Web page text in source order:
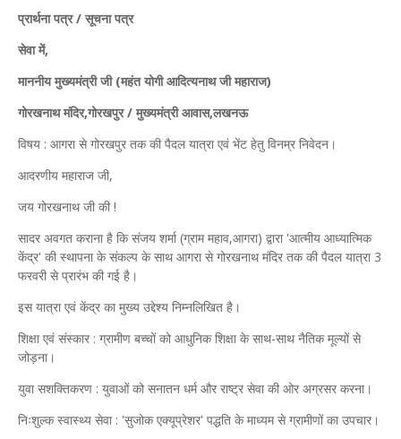
प्रार्थना पत्र / सूचना पत्र
सेवा में,
माननीय मुख्यमंत्री जी (महंत योगी आदित्यनाथ जी महाराज)
गोरखनाथ मंदिर,गोरखपुर / मुख्यमंत्री आवास,लखनऊ
​विषय : आगरा से गोरखपुर तक की पैदल यात्रा एवं भेंट हेतु विनम्र निवेदन।
​आदरणीय महाराज जी,
जय गोरखनाथ जी की !
​सादर अवगत कराना है कि संजय शर्मा (ग्राम महाव,आगरा) द्वारा 'आत्मीय आध्यात्मिक
केंद्र' की स्थापना के संकल्प के साथ आगरा से गोरखनाथ मंदिर तक की पैदल यात्रा 3
फरवरी से प्रारंभ की गई है।
​इस यात्रा एवं केंद्र का मुख्य उद्देश्य निम्नलिखित है।
​शिक्षा एवं संस्कार : ग्रामीण बच्चों को आधुनिक शिक्षा के साथ-साथ नैतिक मूल्यों से
जोड़ना।
​युवा सशक्तिकरण : युवाओं को सनातन धर्म और राष्ट्र सेवा की ओर अग्रसर करना।
​निःशुल्क स्वास्थ्य सेवा : 'सुजोक एक्यूप्रेशर' पद्धति के माध्यम से ग्रामीणों का उपचार।